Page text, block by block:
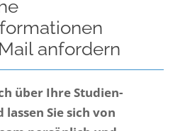
anfordern
über Ihre Studien-
Sie sich von